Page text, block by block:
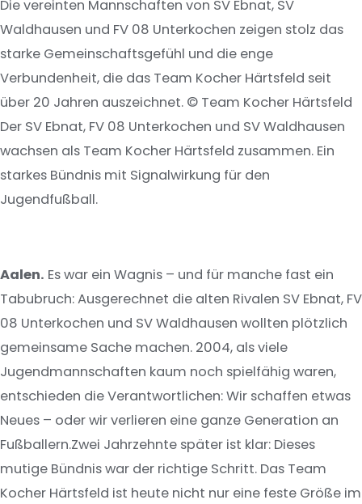
Die vereinten Mannschaften von SV Ebnat, SV
Waldhausen und FV 08 Unterkochen zeigen stolz das
starke Gemeinschaftsgefühl und die enge
Verbundenheit, die das Team Kocher Härtsfeld seit
über 20 Jahren auszeichnet. © Team Kocher Härtsfeld
Der SV Ebnat, FV 08 Unterkochen und SV Waldhausen
wachsen als Team Kocher Härtsfeld zusammen. Ein
starkes Bündnis mit Signalwirkung für den
Jugendfußball.
Aalen. Es war ein Wagnis – und für manche fast ein
Tabubruch: Ausgerechnet die alten Rivalen SV Ebnat, FV
08 Unterkochen und SV Waldhausen wollten plötzlich
gemeinsame Sache machen. 2004, als viele
Jugendmannschaften kaum noch spielfähig waren,
entschieden die Verantwortlichen: Wir schaffen etwas
Neues – oder wir verlieren eine ganze Generation an
Fußballern.Zwei Jahrzehnte später ist klar: Dieses
mutige Bündnis war der richtige Schritt. Das Team
Kocher Härtsfeld ist heute nicht nur eine feste Größe im